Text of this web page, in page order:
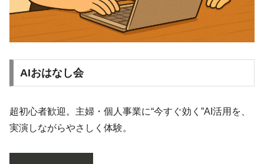
AIおはなし会
超初心者歓迎。主婦・個人事業に“今すぐ効く”AI活用を、
実演しながらやさしく体験。